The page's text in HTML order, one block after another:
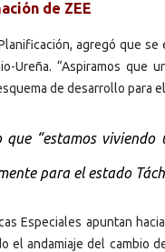
de ZEE
agregó que
Ureña. “Aspiramos que
de desarrollo para el
que “estamos
para el estado
Especiales apuntan
el andamiaje del cambio